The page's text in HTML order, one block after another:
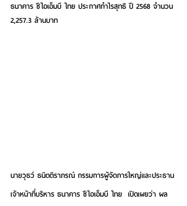
ธนาคาร ซีไอเอ็มบี ไทย ประกาศกำไรสุทธิ ปี 2568 จำนวน
2,257.3 ล้านบาท
นายวุธว์ ธนิตติราภรณ์ กรรมการผู้จัดการใหญ่และประธาน
เจ้าหน้าที่บริหาร ธนาคาร ซีไอเอ็มบี ไทย เปิดเผยว่า ผล